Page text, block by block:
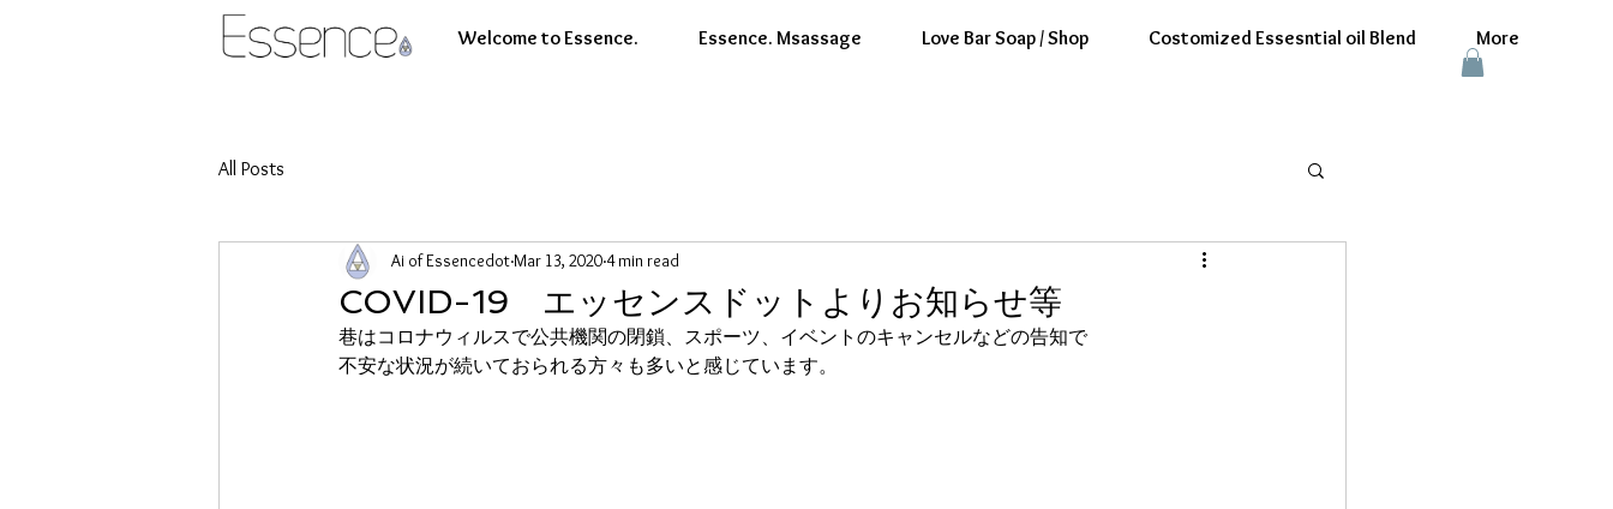
Welcome to Essence. Essence. Msassage Love Bar Soap / Shop Costomized Essesntial oil Blend More
All Posts
COVID-19 エッセンスドットよりお知らせ等
Ai of EssencedotMar 13, 2020 4 min read
巷はコロナウィルスで公共機関の閉鎖、スポーツ、イベントのキャンセルなどの告知で
不安な状況が続いておられる方々も多いと感じています。